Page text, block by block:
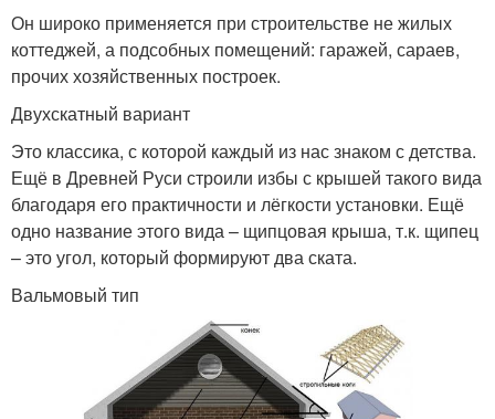
Он широко применяется при строительстве не жилых
коттеджей, а подсобных помещений: гаражей, сараев,
прочих хозяйственных построек.
Двухскатный вариант
Это классика, с которой каждый из нас знаком с детства.
Ещё в Древней Руси строили избы с крышей такого вида
благодаря его практичности и лёгкости установки. Ещё
одно название этого вида – щипцовая крыша, т.к. щипец
– это угол, который формируют два ската.
Вальмовый тип